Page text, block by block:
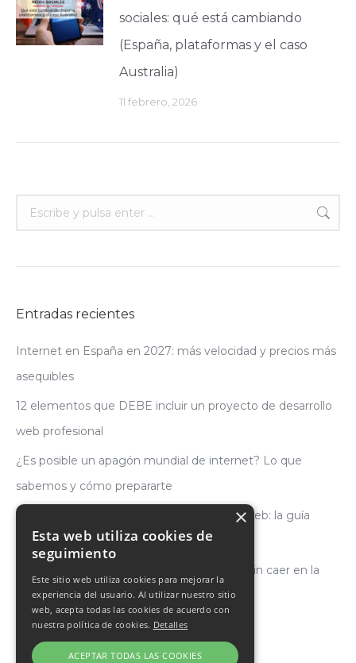
sociales: qué está cambiando
(España, plataformas y el caso
Australia)
11 febrero, 2026
Buscar:
Entradas recientes
Internet en España en 2027: más velocidad y precios más
asequibles
12 elementos que DEBE incluir un proyecto de desarrollo
web profesional
¿Es posible un apagón mundial de internet? Lo que
sabemos y cómo prepararte
Cómo elegir la mejor empresa de diseño web: la guía
definitiva para no equivocarte en 2026
Cómo estudiar con ChatGPT como aliado sin caer en la
trampa del atajo fácil
Esta web utiliza cookies de
seguimiento
Este sitio web utiliza cookies para mejorar la
experiencia del usuario. Al utilizar nuestro sitio
web, acepta todas las cookies de acuerdo con
nuestra política de cookies. Detalles
ACEPTAR TODAS LAS COOKIES
×